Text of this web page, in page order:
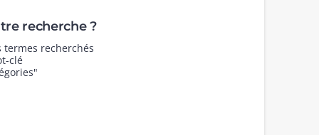
recherche ?
recherchés
clé